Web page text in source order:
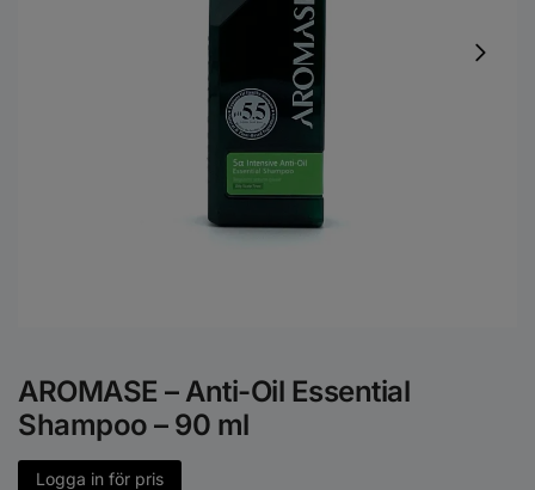
AROMASE – Anti-Oil Essential
Shampoo – 90 ml
Logga in för pris